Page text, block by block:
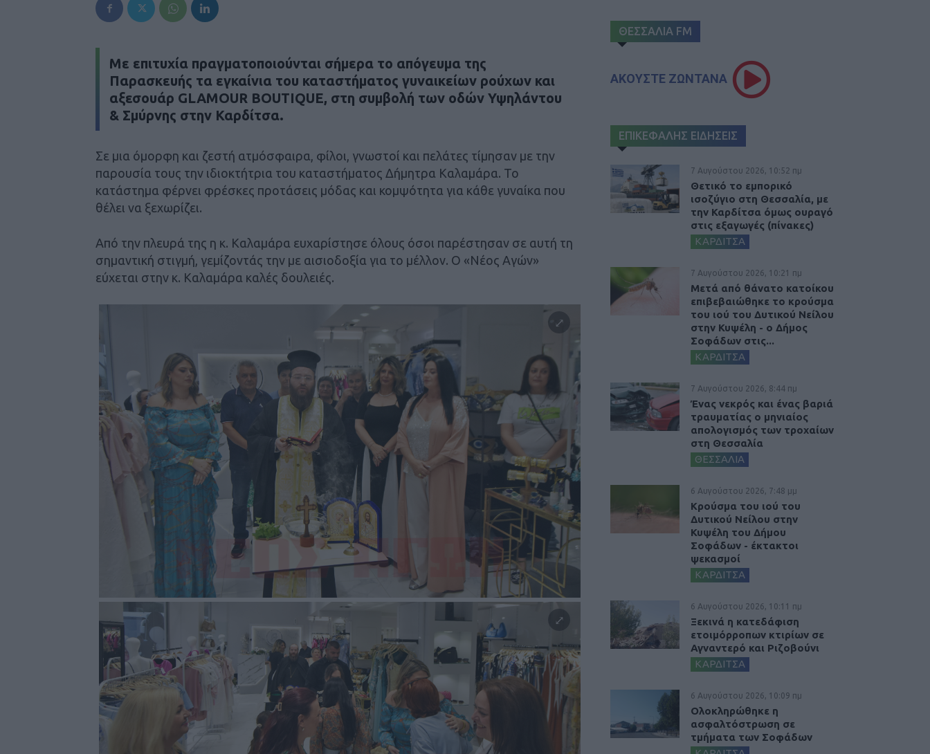
Με επιτυχία πραγματοποιούνται σήμερα το απόγευμα της
Παρασκευής τα εγκαίνια του καταστήματος γυναικείων ρούχων και
αξεσουάρ GLAMOUR BOUTIQUE, στη συμβολή των οδών Υψηλάντου
& Σμύρνης στην Καρδίτσα.
Σε μια όμορφη και ζεστή ατμόσφαιρα, φίλοι, γνωστοί και πελάτες τίμησαν με την
παρουσία τους την ιδιοκτήτρια του καταστήματος Δήμητρα Καλαμάρα. Το
κατάστημα φέρνει φρέσκες προτάσεις μόδας και κομψότητα για κάθε γυναίκα που
θέλει να ξεχωρίζει.
Από την πλευρά της η κ. Καλαμάρα ευχαρίστησε όλους όσοι παρέστησαν σε αυτή τη
σημαντική στιγμή, γεμίζοντάς την με αισιοδοξία για το μέλλον. Ο «Νέος Αγών»
εύχεται στην κ. Καλαμάρα καλές δουλειές.
ΘΕΣΣΑΛΙΑ FM
ΑΚΟΥΣΤΕ ΖΩΝΤΑΝΑ
ΕΠΙΚΕΦΑΛΗΣ ΕΙΔΗΣΕΙΣ
7 Αυγούστου 2026, 10:52 πμ
Θετικό το εμπορικό
ισοζύγιο στη Θεσσαλία, με
την Καρδίτσα όμως ουραγό
στις εξαγωγές (πίνακες)
ΚΑΡΔΙΤΣΑ
7 Αυγούστου 2026, 10:21 πμ
Μετά από θάνατο κατοίκου
επιβεβαιώθηκε το κρούσμα
του ιού του Δυτικού Νείλου
στην Κυψέλη - ο Δήμος
Σοφάδων στις...
ΚΑΡΔΙΤΣΑ
7 Αυγούστου 2026, 8:44 πμ
Ένας νεκρός και ένας βαριά
τραυματίας ο μηνιαίος
απολογισμός των τροχαίων
στη Θεσσαλία
ΘΕΣΣΑΛΙΑ
6 Αυγούστου 2026, 7:48 μμ
Κρούσμα του ιού του
Δυτικού Νείλου στην
Κυψέλη του Δήμου
Σοφάδων - έκτακτοι
ψεκασμοί
ΚΑΡΔΙΤΣΑ
6 Αυγούστου 2026, 10:11 πμ
Ξεκινά η κατεδάφιση
ετοιμόρροπων κτιρίων σε
Αγναντερό και Ριζοβούνι
ΚΑΡΔΙΤΣΑ
6 Αυγούστου 2026, 10:09 πμ
Ολοκληρώθηκε η
ασφαλτόστρωση σε
τμήματα των Σοφάδων